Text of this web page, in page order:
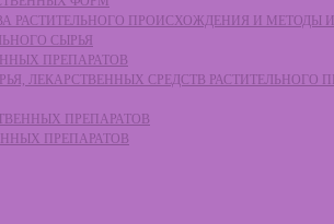
РАСТИТЕЛЬНОГО ПРОИСХОЖДЕНИЯ И МЕТОДЫ
СЫРЬЯ
ПРЕПАРАТОВ
ЛЕКАРСТВЕННЫХ СРЕДСТВ РАСТИТЕЛЬНОГО
ПРЕПАРАТОВ
ПРЕПАРАТОВ